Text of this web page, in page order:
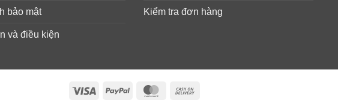
bảo mật
và điều kiện
Kiểm tra đơn hàng
Visa PayPal MasterCard